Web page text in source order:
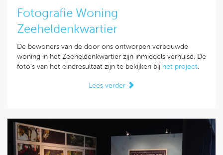
Fotografie Woning
Zeeheldenkwartier
De bewoners van de door ons ontworpen verbouwde
woning in het Zeeheldenkwartier zijn inmiddels verhuisd. De
foto's van het eindresultaat zijn te bekijken bij het project.
Lees verder